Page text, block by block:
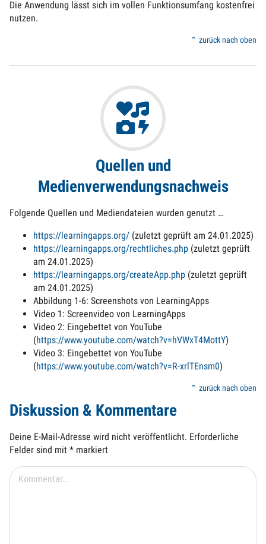
Die Anwendung lässt sich im vollen Funktionsumfang kostenfrei
nutzen.
⌃ zurück nach oben
Quellen und
Medienverwendungsnachweis
Folgende Quellen und Mediendateien wurden genutzt …
https://learningapps.org/ (zuletzt geprüft am 24.01.2025)
https://learningapps.org/rechtliches.php (zuletzt geprüft
am 24.01.2025)
https://learningapps.org/createApp.php (zuletzt geprüft
am 24.01.2025)
Abbildung 1-6: Screenshots von LearningApps
Video 1: Screenvideo von LearningApps
Video 2: Eingebettet von YouTube
(https://www.youtube.com/watch?v=hVWxT4MottY)
Video 3: Eingebettet von YouTube
(https://www.youtube.com/watch?v=R-xrlTEnsm0)
⌃ zurück nach oben
Diskussion & Kommentare
Deine E-Mail-Adresse wird nicht veröffentlicht. Erforderliche
Felder sind mit * markiert